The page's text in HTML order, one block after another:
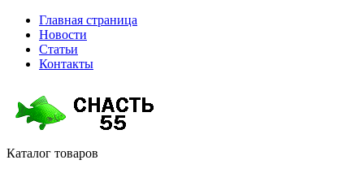
Главная страница
Новости
Статьи
Контакты
Каталог товаров